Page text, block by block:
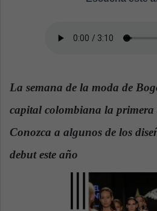
a
l
La semana de la moda de
capital colombiana la primera
Conozca a algunos de los
debut este año